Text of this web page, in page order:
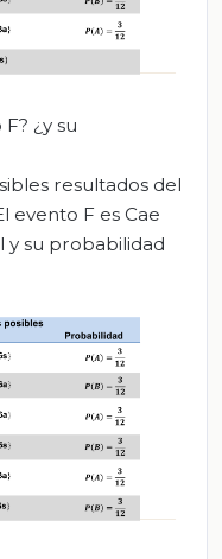
¿y su
resultados del
evento F es Cae
y su probabilidad